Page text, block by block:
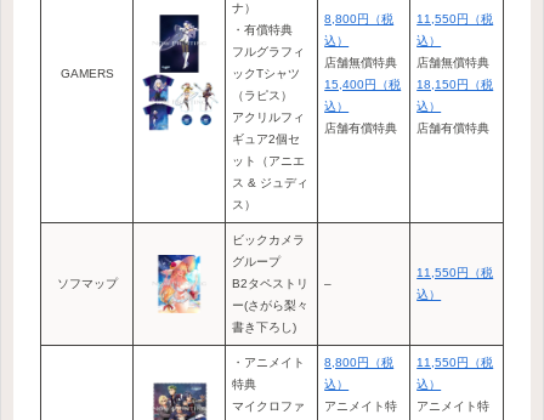
GAMERS
ナ）
・有償特典
フルグラフィ
ックTシャツ
（ラピス）
アクリルフィ
ギュア2個セ
ット（アニエ
ス & ジュディ
ス）
8,800円（税
込）
店舗無償特典
15,400円（税
込）
店舗有償特典
11,550円（税
込）
店舗無償特典
18,150円（税
込）
店舗有償特典
ソフマップ
ビックカメラ
グループ
B2タペストリ
ー(さがら梨々
書き下ろし)
–
11,550円（税
込）
・アニメイト
特典
マイクロファ
8,800円（税
込）
アニメイト特
11,550円（税
込）
アニメイト特